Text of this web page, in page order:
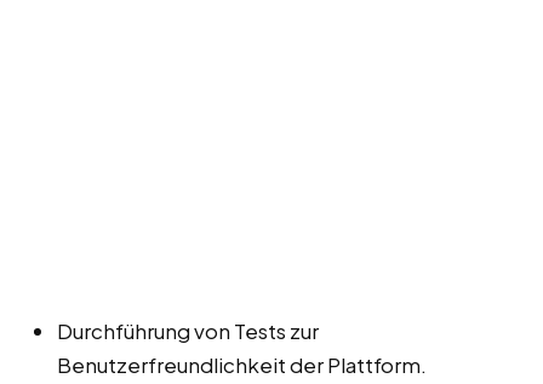
Durchführung von Tests zur
Benutzerfreundlichkeit der Plattform.